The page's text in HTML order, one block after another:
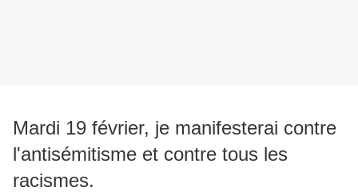
Mardi 19 février, je manifesterai contre
l'antisémitisme et contre tous les
racismes.